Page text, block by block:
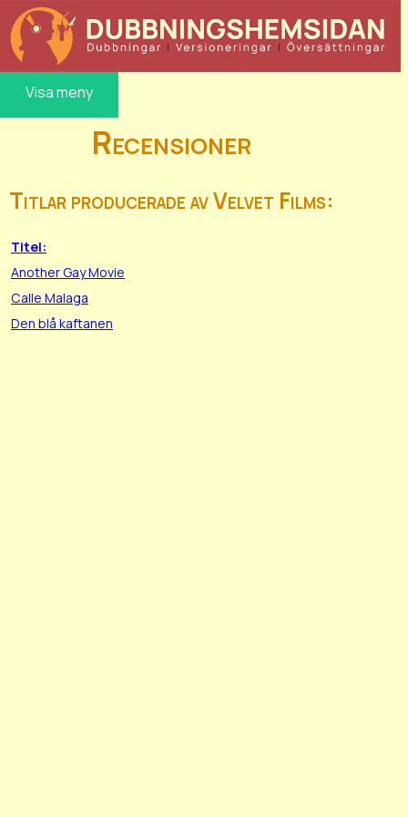
Visa meny
Recensioner
Titlar producerade av Velvet Films:
Titel:
Another Gay Movie
Calle Malaga
Den blå kaftanen